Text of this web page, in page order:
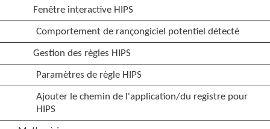
Fenêtre interactive HIPS
Comportement de rançongiciel potentiel détecté
Gestion des règles HIPS
Paramètres de règle HIPS
Ajouter le chemin de l'application/du registre pour
HIPS